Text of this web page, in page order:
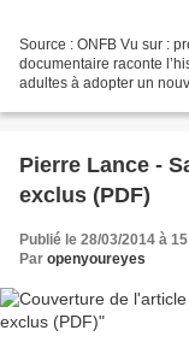
Source : ONFB Vu sur :
documentaire raconte
adultes à adopter un
Pierre Lance -
exclus (PDF)
Publié le 28/03/2014 à
Par openyoureyes